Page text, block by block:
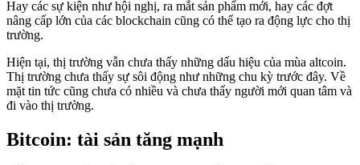
Hay các sự kiện như hội nghị, ra mắt sản phẩm mới, hay các đợt
nâng cấp lớn của các blockchain cũng có thể tạo ra động lực cho thị
trường.
Hiện tại, thị trường vẫn chưa thấy những dấu hiệu của mùa altcoin.
Thị trường chưa thấy sự sôi động như những chu kỳ trước đây. Về
mặt tin tức cũng chưa có nhiều và chưa thấy người mới quan tâm và
đi vào thị trường.
Bitcoin: tài sản tăng mạnh